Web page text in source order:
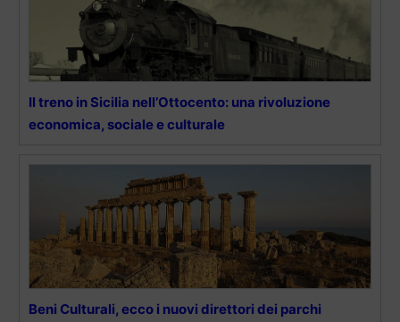
Il treno in Sicilia nell’Ottocento: una rivoluzione
economica, sociale e culturale
Beni Culturali, ecco i nuovi direttori dei parchi